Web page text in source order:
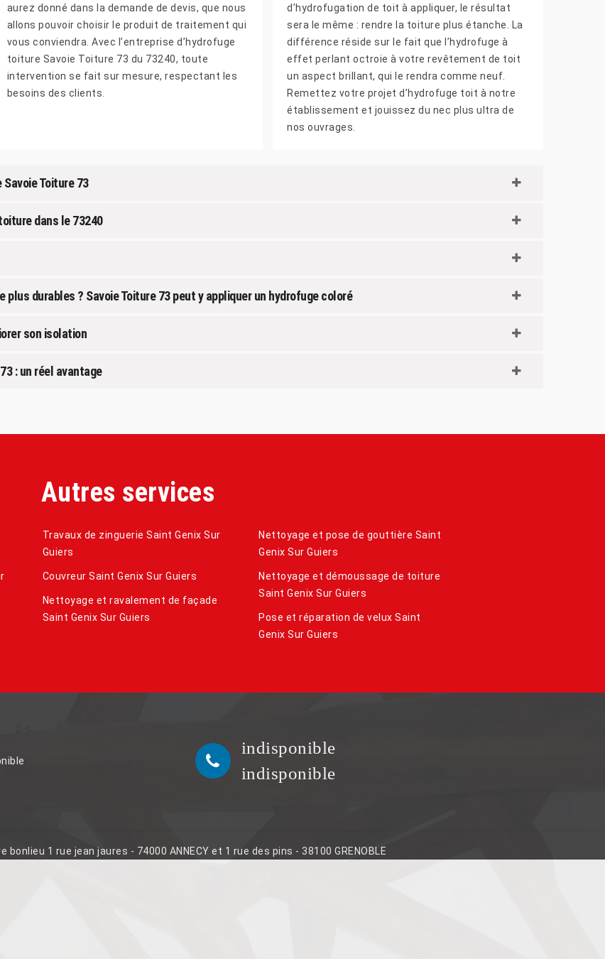
aurez donné dans la demande de devis, que nous
allons pouvoir choisir le produit de traitement qui
vous conviendra. Avec l’entreprise d’hydrofuge
toiture Savoie Toiture 73 du 73240, toute
intervention se fait sur mesure, respectant les
besoins des clients.
d’hydrofugation de toit à appliquer, le résultat
sera le même : rendre la toiture plus étanche. La
différence réside sur le fait que l’hydrofuge à
effet perlant octroie à votre revêtement de toit
un aspect brillant, qui le rendra comme neuf.
Remettez votre projet d’hydrofuge toit à notre
établissement et jouissez du nec plus ultra de
nos ouvrages.
Toiture 73
dans le 73240
durables ? Savoie Toiture 73 peut y appliquer un hydrofuge coloré
son isolation
: un réel avantage
Autres services
Travaux de zinguerie Saint Genix Sur
Guiers
Couvreur Saint Genix Sur Guiers
Nettoyage et ravalement de façade
Saint Genix Sur Guiers
Nettoyage et pose de gouttière Saint
Genix Sur Guiers
Nettoyage et démoussage de toiture
Saint Genix Sur Guiers
Pose et réparation de velux Saint
Genix Sur Guiers
indisponible
indisponible
bonlieu 1 rue jean jaures - 74000 ANNECY et 1 rue des pins - 38100 GRENOBLE